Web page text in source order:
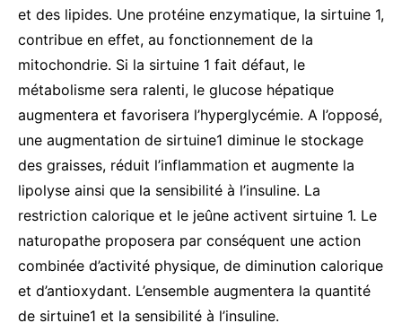
et des lipides. Une protéine enzymatique, la sirtuine 1,
contribue en effet, au fonctionnement de la
mitochondrie. Si la sirtuine 1 fait défaut, le
métabolisme sera ralenti, le glucose hépatique
augmentera et favorisera l’hyperglycémie. A l’opposé,
une augmentation de sirtuine1 diminue le stockage
des graisses, réduit l’inflammation et augmente la
lipolyse ainsi que la sensibilité à l’insuline. La
restriction calorique et le jeûne activent sirtuine 1. Le
naturopathe proposera par conséquent une action
combinée d’activité physique, de diminution calorique
et d’antioxydant. L’ensemble augmentera la quantité
de sirtuine1 et la sensibilité à l’insuline.